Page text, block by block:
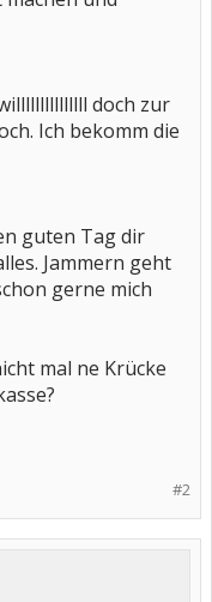
doch zur
Ich bekomm die
guten Tag dir
Jammern geht
gerne mich
mal ne Krücke
#2